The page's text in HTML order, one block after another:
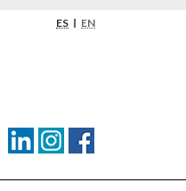
Selección
ES EN